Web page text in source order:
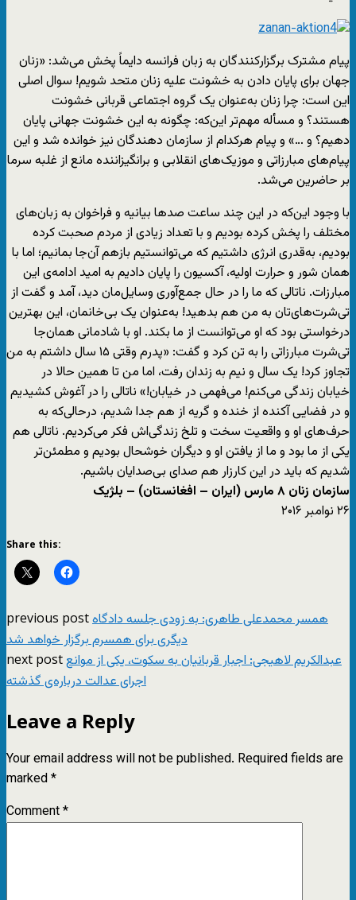
پیام مشترک برگزارکنندگان به زبان فرانسه دایماً پخش می‌شد: «زنان
جهان برای پایان دادن به خشونت علیه زنان متحد شویم! سوال اصلی
این است: چرا زنان به‌عنوان یک گروه اجتماعی قربانی خشونت
هستند؟ و مسأله مهم‌تر این‌که: چگونه به این خشونت جهانی پایان
دهیم؟ و …» و پیام هرکدام از سازمان دهندگان نیز خوانده شد و این
پیام‌های مبارزاتی و موزیک‌های انقلابی و برانگیزاننده مانع از غلبه سرما
بر حاضرین می‌شد.
با وجود این‌‌که در این چند ساعت صدها بیانیه و فراخوان به زبان‌های
مختلف را پخش کرده بودیم و با تعداد زیادی از مردم صحبت کرده
بودیم، به‌قدری انرژی داشتیم که می‌توانستیم بازهم آن‌جا بمانیم؛ اما با
همان شور و حرارت اولیه، آکسیون را پایان دادیم به امید ادامه‌ی این
مبارزات. ناتالی که ما را در حال جمع‌آوری وسایل‌مان دید، آمد و گفت از
تی‌شرت‌های‌تان به من هم بدهید! به‌عنوان یک بی‌خانمان، این بهترین
درخواستی بود که او می‌توانست از ما بکند. او با شادمانی همان‌جا
تی‌شرت مبارزاتی را به تن کرد و گفت: «پدرم وقتی ۱۵ سال داشتم به من
تجاوز کرد! یک سال و نیم به زندان رفت، اما من تا همین حالا در
خیابان زندگی می‌کنم! می‌فهمی در خیابان!» ناتالی را در آغوش کشیدیم
و در فضایی آکنده از خنده و گریه از هم جدا شدیم، درحالی‌که به
حرف‌های او و واقعیت سخت و تلخ زندگی‌اش فکر می‌کردیم. ناتالی هم
یکی از ما بود و ما از یافتن او و دیگران خوشحال بودیم و مطمئن‌تر
شدیم که باید در این کارزار هم صدای بی‌صدایان باشیم.
سازمان زنان ۸ مارس (ایران – افغانستان) – بلژیک
۲۶ نوامبر ۲۰۱۶
Share this:
previous postهمسر محمدعلی طاهری: به زودی جلسه دادگاه
دیگری برای همسرم برگزار خواهد شد
next postعبدالکریم لاهیجی: اجبار قربانیان به سکوت، یکی از موانع
اجرای عدالت درباره‌ی گذشته
Leave a Reply
Your email address will not be published. Required fields are
marked*
Comment*